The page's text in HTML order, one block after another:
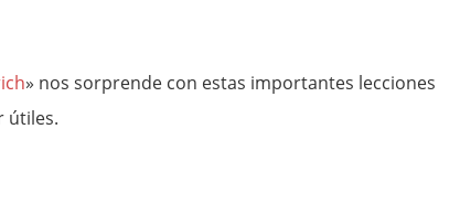
» nos sorprende con estas importantes lecciones
útiles.